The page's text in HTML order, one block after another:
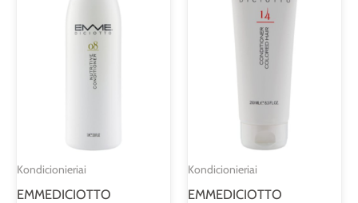
Kondicionieriai
EMMEDICIOTTO
Kondicionieriai
EMMEDICIOTTO